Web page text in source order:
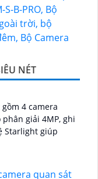
NÉT
4 camera
phân giải 4MP, ghi